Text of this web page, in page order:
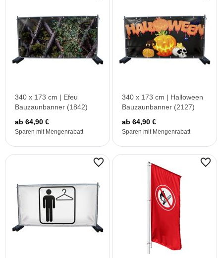
340 x 173 cm | Efeu
Bauzaunbanner (1842)
ab 64,90 €
Sparen mit Mengenrabatt
340 x 173 cm | Halloween
Bauzaunbanner (2127)
ab 64,90 €
Sparen mit Mengenrabatt